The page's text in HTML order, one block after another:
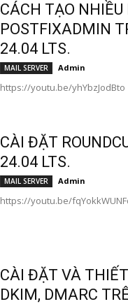
CÁCH TẠO
POSTFIXADMIN
24.04 LTS.
MAIL SERVER Admin
https://youtu.be/yhYbzJodBto
CÀI ĐẶT
24.04 LTS.
MAIL SERVER Admin
https://youtu.be/
CÀI ĐẶT VÀ
DKIM, DMARC